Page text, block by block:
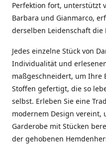
Perfektion fort, unterstützt
Barbara und Gianmarco,
derselben Leidenschaft
Jedes einzelne Stück von
Individualität und
maßgeschneidert, um Ihre
Stoffen gefertigt, die so
selbst. Erleben Sie eine
modernem Design vereint,
Garderobe mit Stücken
der gehobenen